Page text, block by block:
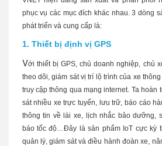
phục vụ các mục đích khác nhau. 3 dòng
phát triển và cung cấp là:
1. Thiết bị định vị GPS
Với thiết bị GPS, chủ doanh nghiệp, chủ
theo dõi, giám sát vị trí lộ trình của xe
truy cập thông qua mạng internet. Ta hoàn
sát nhiều xe trực tuyến, lưu trữ, báo cáo
thông tin về lái xe, lịch nhắc bảo dưỡng,
báo tốc độ…Đây là sản phẩm IoT cực kỳ
quản lý, giám sát và điều hành đoàn xe,